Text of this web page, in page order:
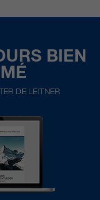
BIEN
DE LEITNER